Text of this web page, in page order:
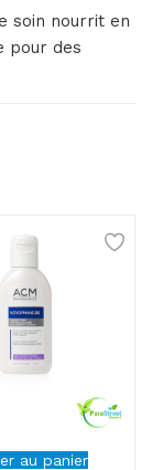
soin nourrit en
pour des
au panier